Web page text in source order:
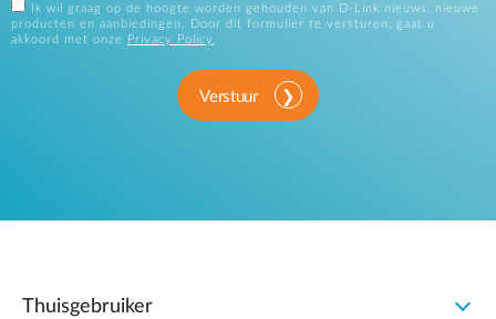
Ik wil graag op de hoogte worden gehouden van D-Link nieuws, nieuwe
producten en aanbiedingen. Door dit formulier te versturen, gaat u
akkoord met onze
Privacy Policy .
Verstuur
Thuisgebruiker